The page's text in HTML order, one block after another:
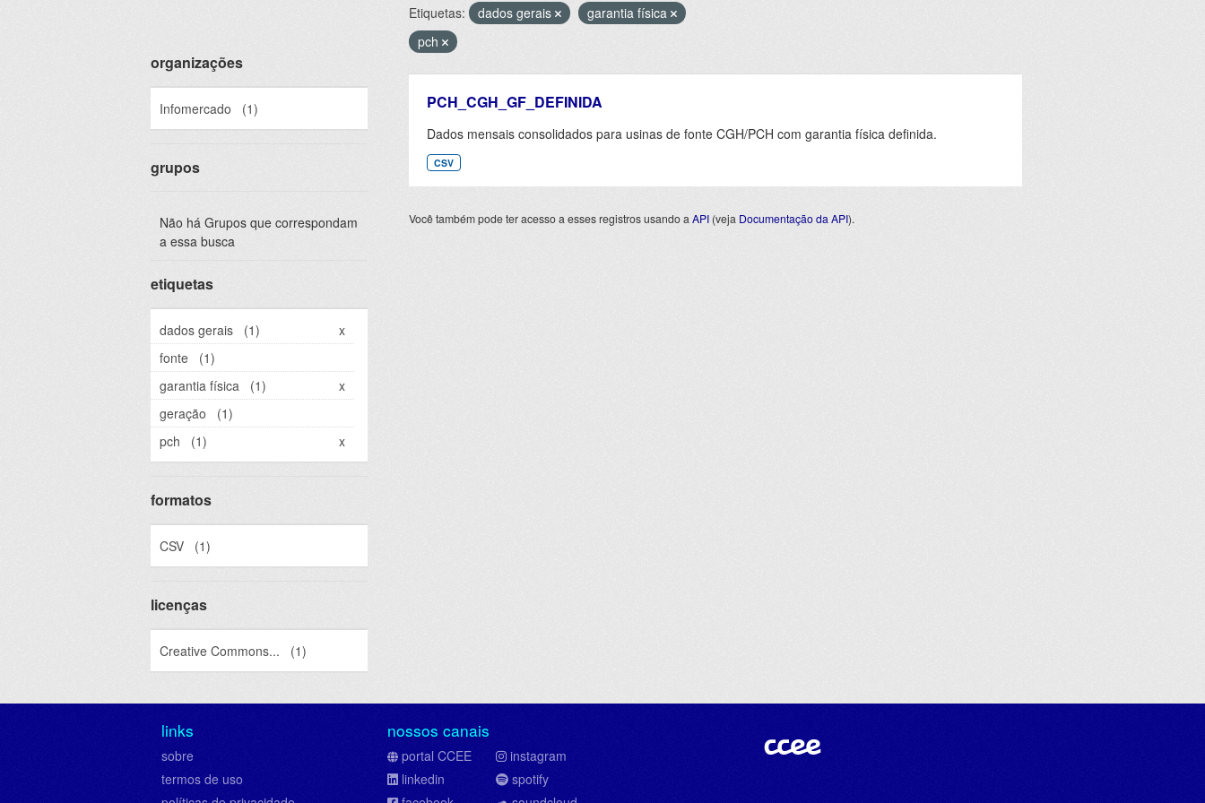
organizações
Infomercado (1)
grupos
Não há Grupos que correspondam
a essa busca
etiquetas
dados gerais (1)
x
fonte
(1)
garantia física
(1)
x
geração
(1)
pch
(1) x
formatos
CSV (1)
licenças
Creative Commons... (1)
Etiquetas: dados gerais
garantia física
pch
PCH_CGH_GF_DEFINIDA
Dados mensais consolidados para usinas de fonte CGH/PCH com garantia física definida.
CSV
Você também pode ter acesso a esses registros usando a API (veja Documentação da API).
links
sobre
termos de uso
nossos canais
portal CCEE
linkedin
instagram
spotify